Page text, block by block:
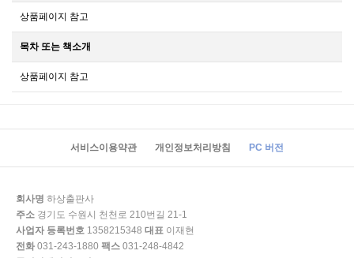
상품페이지 참고
목차 또는 책소개
상품페이지 참고
서비스이용약관 개인정보처리방침 PC 버전
회사명 하상출판사
주소 경기도 수원시 천천로 210번길 21-1
사업자 등록번호 1358215348 대표 이재현
전화 031-243-1880 팩스 031-248-4842